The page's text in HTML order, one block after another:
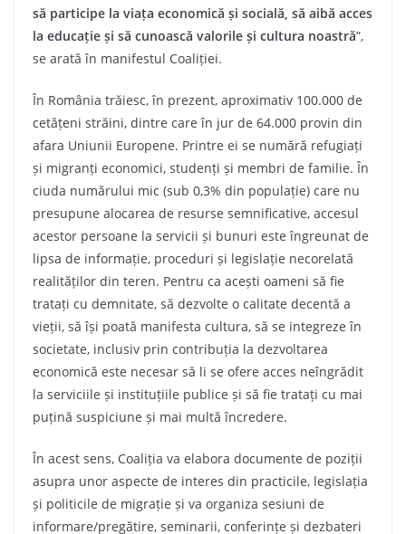
să participe la viața economică și socială, să aibă acces
la educație și să cunoască valorile și cultura noastră”,
se arată în manifestul Coaliției.
În România trăiesc, în prezent, aproximativ 100.000 de
cetățeni străini, dintre care în jur de 64.000 provin din
afara Uniunii Europene. Printre ei se numără refugiați
și migranți economici, studenți și membri de familie. În
ciuda numărului mic (sub 0,3% din populație) care nu
presupune alocarea de resurse semnificative, accesul
acestor persoane la servicii și bunuri este îngreunat de
lipsa de informație, proceduri și legislație necorelată
realităților din teren. Pentru ca acești oameni să fie
tratați cu demnitate, să dezvolte o calitate decentă a
vieții, să își poată manifesta cultura, să se integreze în
societate, inclusiv prin contribuția la dezvoltarea
economică este necesar să li se ofere acces neîngrădit
la serviciile și instituțiile publice și să fie tratați cu mai
puțină suspiciune și mai multă încredere.
În acest sens, Coaliția va elabora documente de poziții
asupra unor aspecte de interes din practicile, legislația
și politicile de migrație și va organiza sesiuni de
informare/pregătire, seminarii, conferințe și dezbateri